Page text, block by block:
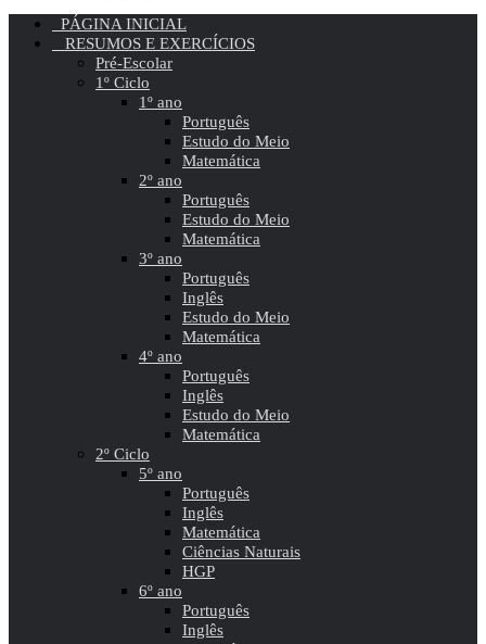
PÁGINA INICIAL
RESUMOS E EXERCÍCIOS
Pré-Escolar
1º Ciclo
1º ano
Português
Estudo do Meio
Matemática
2º ano
Português
Estudo do Meio
Matemática
3º ano
Português
Inglês
Estudo do Meio
Matemática
4º ano
Português
Inglês
Estudo do Meio
Matemática
2º Ciclo
5º ano
Português
Inglês
Matemática
Ciências Naturais
HGP
6º ano
Português
Inglês